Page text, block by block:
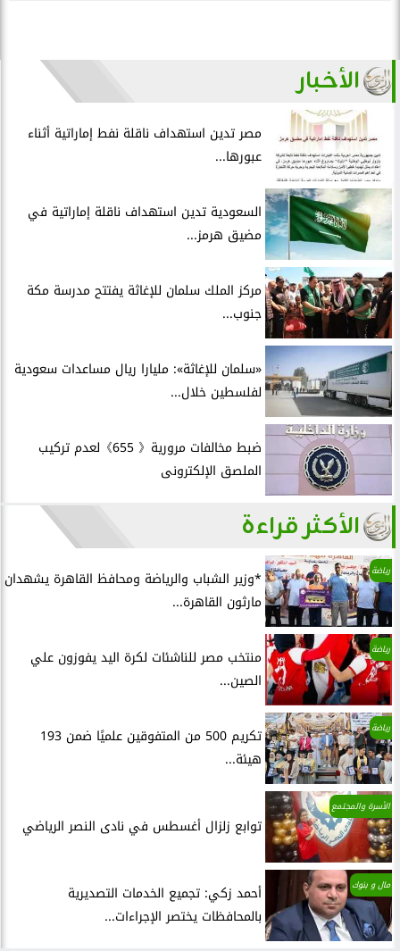
الأخبار
مصر تدين استهداف ناقلة نفط إماراتية أثناء
عبورها...
السعودية تدين استهداف ناقلة إماراتية في
مضيق هرمز...
مركز الملك سلمان للإغاثة يفتتح مدرسة مكة
جنوب...
«سلمان للإغاثة»: مليارا ريال مساعدات سعودية
لفلسطين خلال...
ضبط مخالفات مرورية《 655》لعدم تركيب
الملصق الإلكترونى
الأكثر قراءة
رياضة
*وزير الشباب والرياضة ومحافظ القاهرة يشهدان
مارثون القاهرة...
رياضة
منتخب مصر للناشئات لكرة اليد يفوزون علي
الصين...
رياضة
تكريم 500 من المتفوقين علميًا ضمن 193
هيئة...
الأسرة والمجتمع
توابع زلزال أغسطس في نادى النصر الرياضي
مال و بنوك
أحمد زكي: تجميع الخدمات التصديرية
بالمحافظات يختصر الإجراءات...